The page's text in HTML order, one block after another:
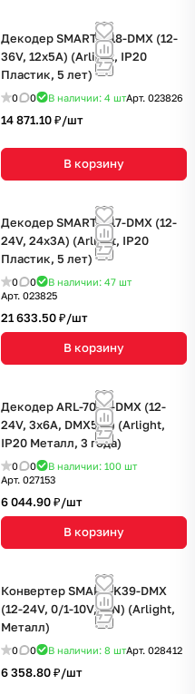
Декодер SMART-K18-DMX (12-
36V, 12x5A) (Arlight, IP20
Пластик, 5 лет)
0 0 В наличии: 4 штАрт. 023826
14 871.10 ₽/шт
В корзину
Декодер SMART-K17-DMX (12-
24V, 24x3A) (Arlight, IP20
Пластик, 5 лет)
0 0 В наличии: 47 шт
Арт. 023825
21 633.50 ₽/шт
В корзину
Декодер ARL-7022-DMX (12-
24V, 3x6A, DMX512) (Arlight,
IP20 Металл, 3 года)
0 0 В наличии: 100 шт
Арт. 027153
6 044.90 ₽/шт
В корзину
Конвертер SMART-K39-DMX
(12-24V, 0/1-10V, DIN) (Arlight,
Металл)
0 0 В наличии: 8 штАрт. 028412
6 358.80 ₽/шт